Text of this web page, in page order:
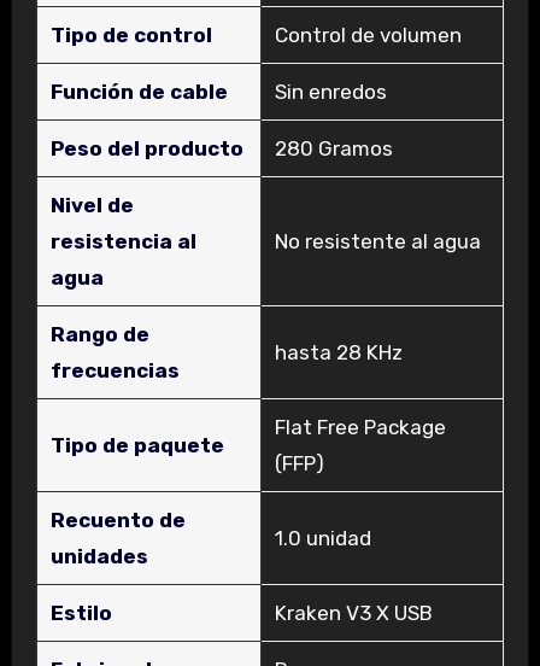
Tipo de control ‎Control de volumen
Función de cable ‎Sin enredos
Peso del producto ‎280 Gramos
Nivel de
resistencia al
agua
‎No resistente al agua
Rango de
frecuencias
‎hasta 28 KHz
Tipo de paquete
‎Flat Free Package
(FFP)
Recuento de
unidades
‎1.0 unidad
Estilo ‎Kraken V3 X USB